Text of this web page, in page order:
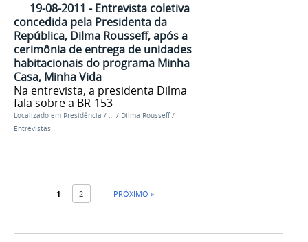
19-08-2011 - Entrevista coletiva
concedida pela Presidenta da
República, Dilma Rousseff, após a
cerimônia de entrega de unidades
habitacionais do programa Minha
Casa, Minha Vida
Na entrevista, a presidenta Dilma
fala sobre a BR-153
Localizado em Presidência / … / Dilma Rousseff /
Entrevistas
1 2 PRÓXIMO »